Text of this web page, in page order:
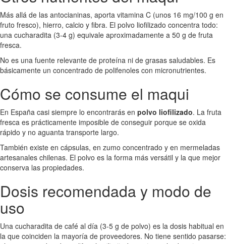
Más allá de las antocianinas, aporta vitamina C (unos 16 mg/100 g en
fruto fresco), hierro, calcio y fibra. El polvo liofilizado concentra todo:
una cucharadita (3-4 g) equivale aproximadamente a 50 g de fruta
fresca.
No es una fuente relevante de proteína ni de grasas saludables. Es
básicamente un concentrado de polifenoles con micronutrientes.
Cómo se consume el maqui
En España casi siempre lo encontrarás en polvo liofilizado. La fruta
fresca es prácticamente imposible de conseguir porque se oxida
rápido y no aguanta transporte largo.
También existe en cápsulas, en zumo concentrado y en mermeladas
artesanales chilenas. El polvo es la forma más versátil y la que mejor
conserva las propiedades.
Dosis recomendada y modo de
uso
Una cucharadita de café al día (3-5 g de polvo) es la dosis habitual en
la que coinciden la mayoría de proveedores. No tiene sentido pasarse: